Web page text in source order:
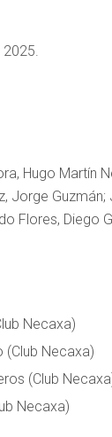
Hugo Martín
Jorge Guzmán;
Flores, Diego
Necaxa)
(Club Necaxa)
(Club
Necaxa)